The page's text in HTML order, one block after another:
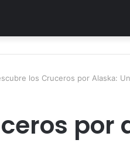
los Cruceros por Alaska:
por